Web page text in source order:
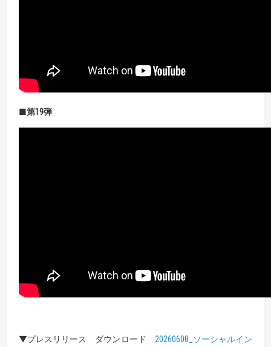
■第19弾
▼プレスリリース ダウンロード 20260608_ソーシャルイン